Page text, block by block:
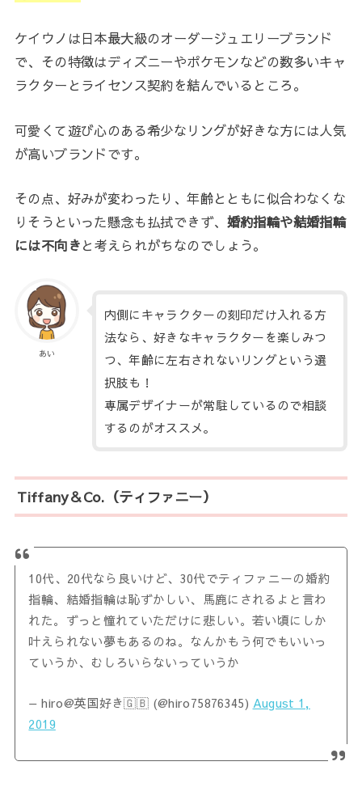
ケイウノは日本最大級のオーダージュエリーブランド
で、その特徴はディズニーやポケモンなどの数多いキャ
ラクターとライセンス契約を結んでいるところ。
可愛くて遊び心のある希少なリングが好きな方には人気
が高いブランドです。
その点、好みが変わったり、年齢とともに似合わなくな
りそうといった懸念も払拭できず、 婚約指輪や結婚指輪
には不向きと考えられがちなのでしょう。
あい
内側にキャラクターの刻印だけ入れる方
法なら、好きなキャラクターを楽しみつ
つ、年齢に左右されないリングという選
択肢も！
専属デザイナーが常駐しているので相談
するのがオススメ。
Tiffany＆Co.（ティファニー）
10代、20代なら良いけど、30代でティファニーの婚約
指輪、結婚指輪は恥ずかしい、馬鹿にされるよと言わ
れた。ずっと憧れていただけに悲しい。若い頃にしか
叶えられない夢もあるのね。なんかもう何でもいいっ
ていうか、むしろいらないっていうか
— hiro@英国好き🇬🇧 (@hiro75876345) August 1,
2019